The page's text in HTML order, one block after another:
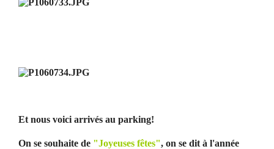
Et nous voici arrivés au parking!
On se souhaite de "Joyeuses fêtes", on se dit à l'année